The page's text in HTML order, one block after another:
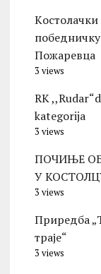
Пожаревца
3 views
RK
kategorija
3 views
ПОЧИЊЕ
У
3 views
Приредба
траје“
3 views